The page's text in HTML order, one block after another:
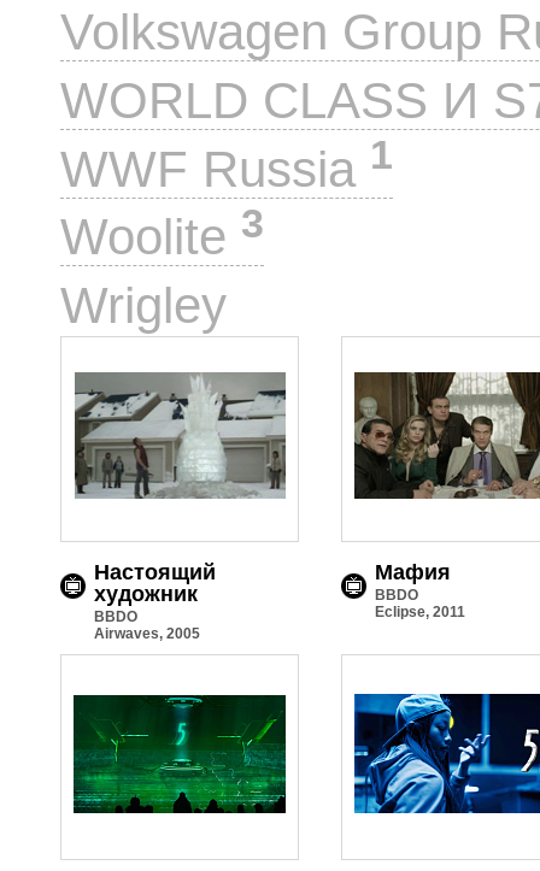
Volkswagen Group
WORLD CLASS И
WWF Russia 1
Woolite 3
Wrigley
Настоящий
художник
BBDO
Airwaves, 2005
Мафия
BBDO
Eclipse, 2011